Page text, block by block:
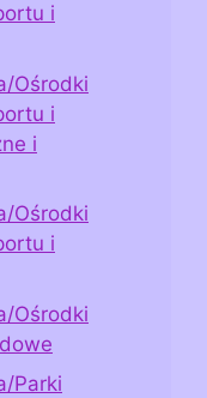
i
Ośrodki
i
i
Ośrodki
i
Ośrodki
Parki